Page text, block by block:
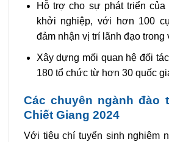
Hỗ trợ cho sự phát triển của
khởi nghiệp, với hơn 100
đảm nhận vị trí lãnh đạo
Xây dựng mối quan hệ đối
180 tổ chức từ hơn 30 quốc
Các chuyên ngành đào
Chiết Giang 2024
Với tiêu chí tuyển sinh nghiêm